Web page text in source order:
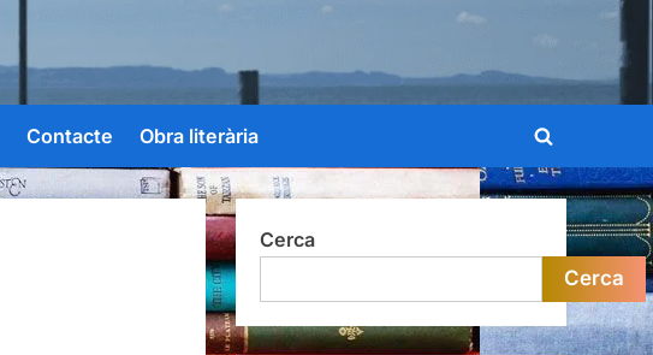
Contacte Obra literària
Toggle
search
form
Cerca
Cerca